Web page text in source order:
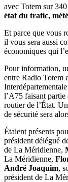
avec Totem sur
état du trafic,
Et parce que vous
il vous sera aussi
économiques qui
Pour information,
entre Radio Totem
l’A75 faisant partie
routier de l’État.
de sécurité sera
Étaient présents
président délégué
de La Méridienne,
La Méridienne,
André Joaquim,
président de La